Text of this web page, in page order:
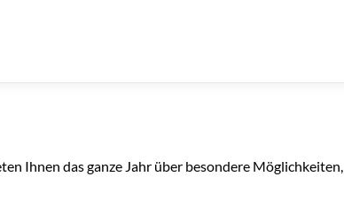
Ihnen das ganze Jahr über besondere Möglichkeiten,